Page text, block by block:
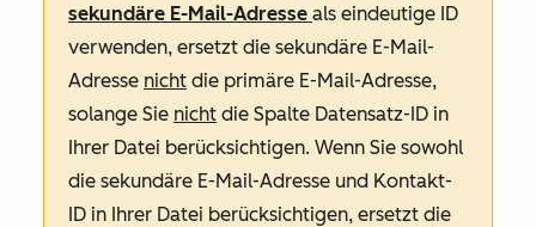
sekundäre E-Mail-Adresse als eindeutige ID
verwenden, ersetzt die sekundäre E-Mail-
Adresse nicht die primäre E-Mail-Adresse,
solange Sie nicht die Spalte Datensatz-ID in
Ihrer Datei berücksichtigen. Wenn Sie sowohl
die sekundäre E-Mail-Adresse und Kontakt-
ID in Ihrer Datei berücksichtigen, ersetzt die